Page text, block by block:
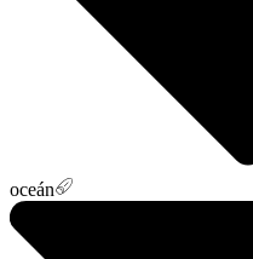
oceán